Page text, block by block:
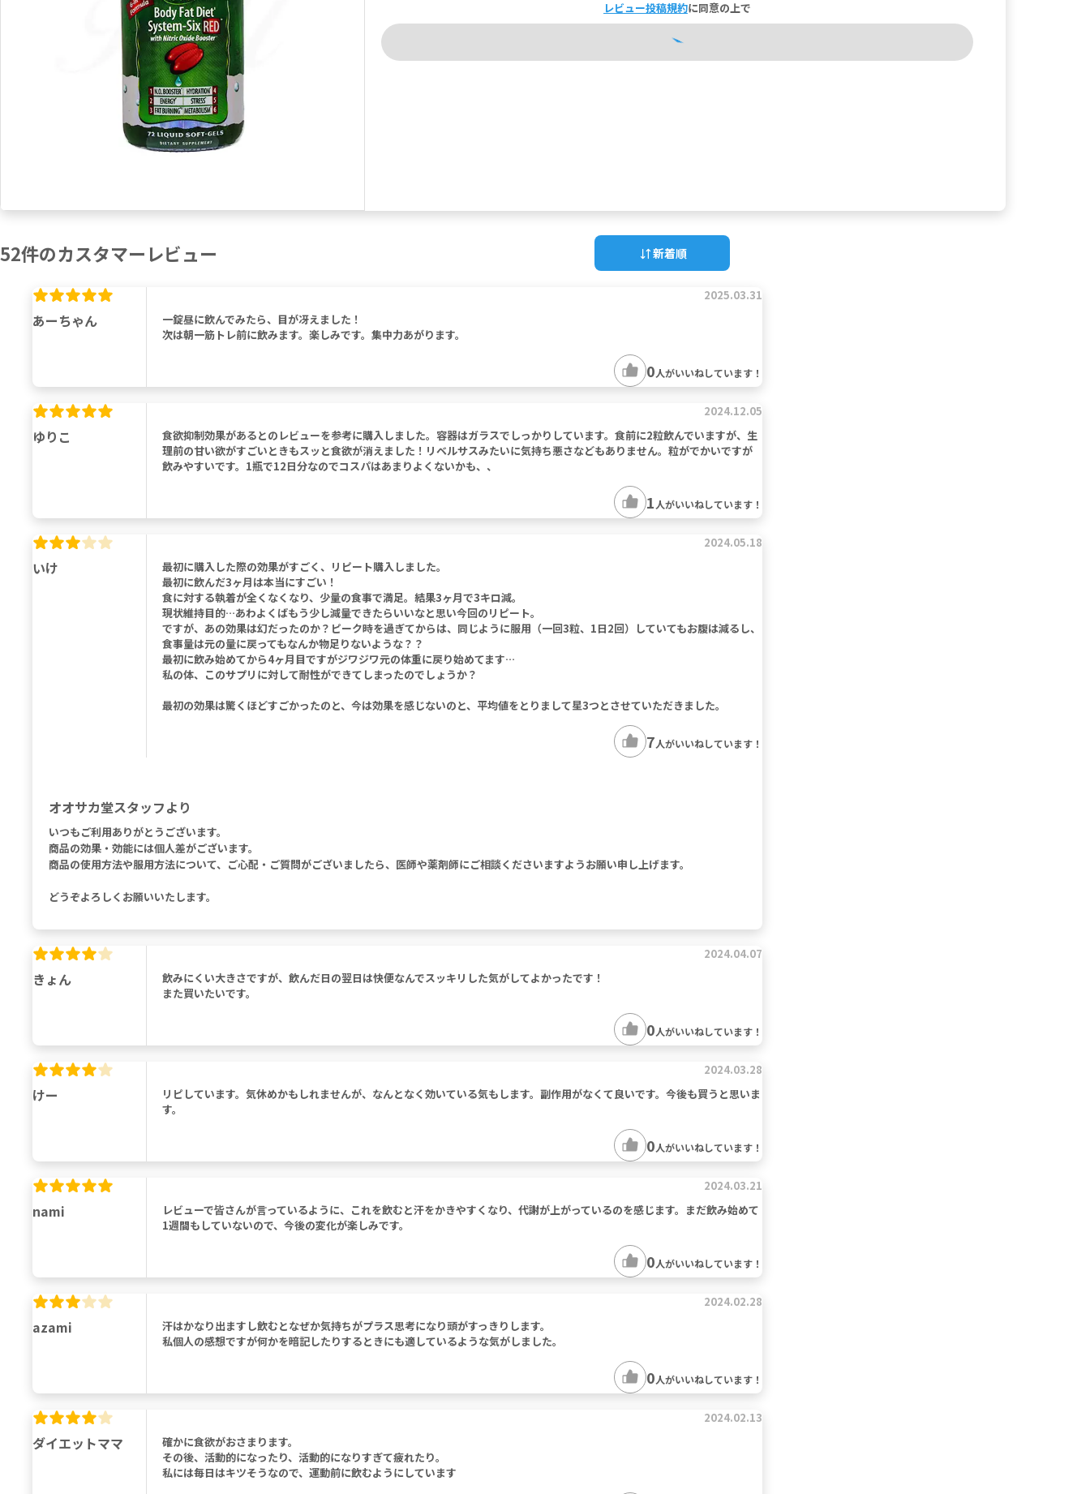
レビュー投稿規約に同意の上で
52件のカスタマーレビュー 新着順
あーちゃん
2025.03.31
一錠昼に飲んでみたら、目が冴えました！
次は朝一筋トレ前に飲みます。楽しみです。集中力あがります。
0人がいいねしています！
ゆりこ
2024.12.05
食欲抑制効果があるとのレビューを参考に購入しました。容器はガラスでしっかりしています。食前に2粒飲んでいますが、生
理前の甘い欲がすごいときもスッと食欲が消えました！リベルサスみたいに気持ち悪さなどもありません。粒がでかいですが
飲みやすいです。1瓶で12日分なのでコスパはあまりよくないかも、、
1 人がいいねしています！
いけ
2024.05.18
最初に購入した際の効果がすごく、リピート購入しました。
最初に飲んだ3ヶ月は本当にすごい！
食に対する執着が全くなくなり、少量の食事で満足。結果3ヶ月で3キロ減。
現状維持目的…あわよくばもう少し減量できたらいいなと思い今回のリピート。
ですが、あの効果は幻だったのか？ピーク時を過ぎてからは、同じように服用（一回3粒、1日2回）していてもお腹は減るし、
食事量は元の量に戻ってもなんか物足りないような？？
最初に飲み始めてから4ヶ月目ですがジワジワ元の体重に戻り始めてます…
私の体、このサプリに対して耐性ができてしまったのでしょうか？
最初の効果は驚くほどすごかったのと、今は効果を感じないのと、平均値をとりまして星3つとさせていただきました。
7人がいいねしています！
オオサカ堂スタッフより
いつもご利用ありがとうございます。
商品の効果・効能には個人差がございます。
商品の使用方法や服用方法について、ご心配・ご質問がございましたら、医師や薬剤師にご相談くださいますようお願い申し上げます。
どうぞよろしくお願いいたします。
きょん
2024.04.07
飲みにくい大きさですが、飲んだ日の翌日は快便なんでスッキリした気がしてよかったです！
また買いたいです。
0人がいいねしています！
けー
2024.03.28
リピしています。気休めかもしれませんが、なんとなく効いている気もします。副作用がなくて良いです。今後も買うと思いま
す。
0人がいいねしています！
nami
2024.03.21
レビューで皆さんが言っているように、これを飲むと汗をかきやすくなり、代謝が上がっているのを感じます。まだ飲み始めて
1週間もしていないので、今後の変化が楽しみです。
0人がいいねしています！
azami
2024.02.28
汗はかなり出ますし飲むとなぜか気持ちがプラス思考になり頭がすっきりします。
私個人の感想ですが何かを暗記したりするときにも適しているような気がしました。
0人がいいねしています！
ダイエットママ
2024.02.13
確かに食欲がおさまります。
その後、活動的になったり、活動的になりすぎて疲れたり。
私には毎日はキツそうなので、運動前に飲むようにしています